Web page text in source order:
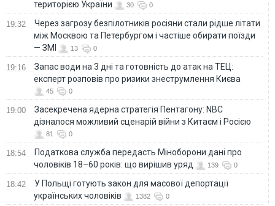
територією України
30 0
19:32
Через загрозу безпілотників росіяни стали рідше літати
між Москвою та Петербургом і частіше обирати поїзди
— ЗМІ
13 0
19:16
Запас води на 3 дні та готовність до атак на ТЕЦ:
експерт розповів про ризики знеструмлення Києва
45 0
19:00
Засекречена ядерна стратегія Пентагону: NBC
дізналося можливий сценарій війни з Китаєм і Росією
81 0
18:54
Податкова служба передасть Міноборони дані про
чоловіків 18–60 років: що вирішив уряд
139 0
18:42
У Польщі готують закон для масової депортації
українських чоловіків
1382 0